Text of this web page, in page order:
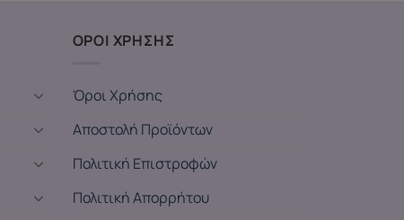
ΟΡΟΙ ΧΡΗΣΗΣ
Όροι Χρήσης
Αποστολή Προϊόντων
Πολιτική Επιστροφών
Πολιτική Απορρήτου